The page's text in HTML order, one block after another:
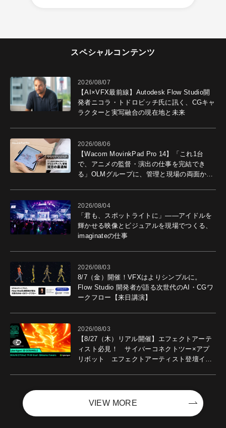
スペシャルコンテンツ
2026/08/07
【AI×VFX最前線】Autodesk Flow Studio開
発者ニコラ・トドロビッチ氏に訊く、CGキャ
ラクターと実写融合の現在地と未来
2026/08/06
【Wacom MovinkPad Pro 14】「これ1台
で、アニメの監督・演出の仕事を完結でき
る」OLMグループに、管理と現場の両面から
2026/08/04
「君も、スポットライトに」――アイドルを
輝かせる映像とビジュアルを現場でつくる、
imaginateの仕事
2026/08/03
8/7（金）開催！VFXはよりシンプルに。
Flow Studio 開発者が語る次世代のAI・CGワ
ークフロー【来日講演】
2026/08/03
【8/27（木）リアル開催】エフェクトアーテ
ィスト必見！ サイバーコネクトツー×アプ
リボット エフェクトアーティスト登壇イベ
VIEW MORE